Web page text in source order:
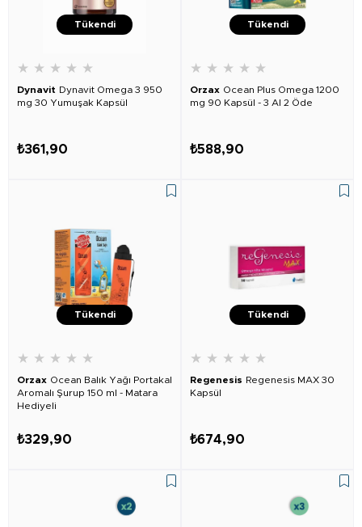
Tükendi
★ ★ ★ ★ ★
Dynavit Dynavit Omega 3 950
mg 30 Yumuşak Kapsül
₺361,90
Tükendi
★ ★ ★ ★ ★
Orzax Ocean Plus Omega 1200
mg 90 Kapsül - 3 Al 2 Öde
₺588,90
Tükendi
★ ★ ★ ★ ★
Orzax Ocean Balık Yağı Portakal
Aromalı Şurup 150 ml - Matara
Hediyeli
₺329,90
Tükendi
★ ★ ★ ★ ★
Regenesis Regenesis MAX 30
Kapsül
₺674,90